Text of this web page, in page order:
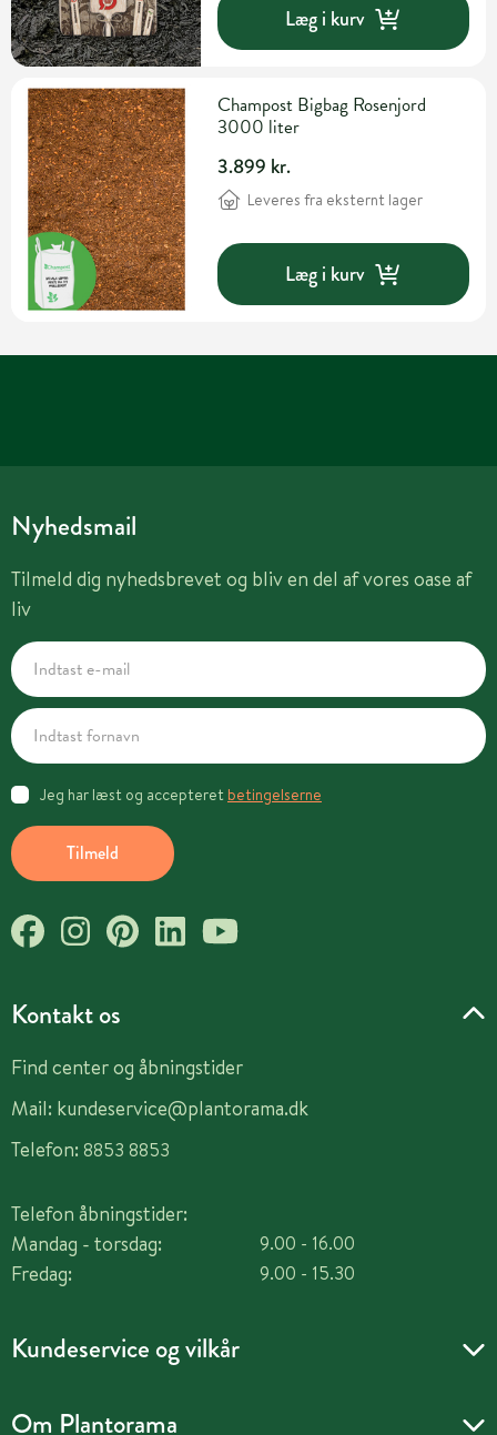
Læg i kurv
Champost Bigbag Rosenjord
3000 liter
3.899 kr.
Leveres fra eksternt lager
Læg i kurv
Kontakt os
Find center og åbningstider
Mail: kundeservice@plantorama.dk
Telefon: 8853 8853
Telefon åbningstider:
Mandag - torsdag:
Fredag:
9.00 - 16.00
9.00 - 15.30
Kundeservice og vilkår
Om Plantorama
Nyhedsmail
Tilmeld dig nyhedsbrevet og bliv en del af vores oase af
liv
Tilmeld
Jeg har læst og accepteret betingelserne